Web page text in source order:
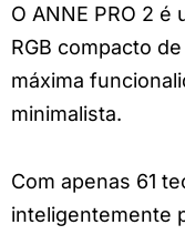
O ANNE PRO 2
RGB compacto
máxima
minimalista.
Com apenas 61
inteligentemente